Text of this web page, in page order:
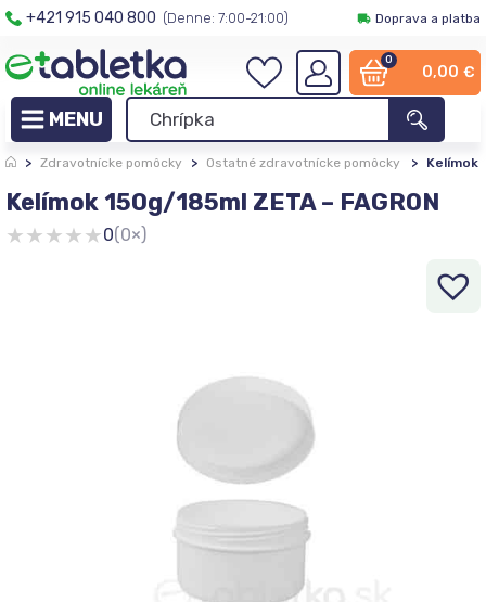
+421 915 040 800 (Denne: 7:00-21:00) Doprava a platba
0
0,00 €
> Zdravotnícke pomôcky > Ostatné zdravotnícke pomôcky > Kelímok
Kelímok 150g/185ml ZETA – FAGRON
★★★★★0(0×)